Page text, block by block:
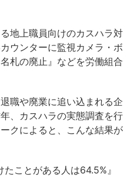
地上職員向けのカスハラ対
ウンターに監視カメラ・ボ
札の廃止』などを労働組合
職や廃業に追い込まれる企
、カスハラの実態調査を行
クによると、こんな結果が
たことがある人は64.5%』